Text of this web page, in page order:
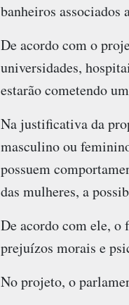
banheiros associados
De acordo com o
universidades,
estarão cometendo
Na justificativa da
masculino ou
possuem
das mulheres, a
De acordo com ele, o
prejuízos morais e
No projeto, o